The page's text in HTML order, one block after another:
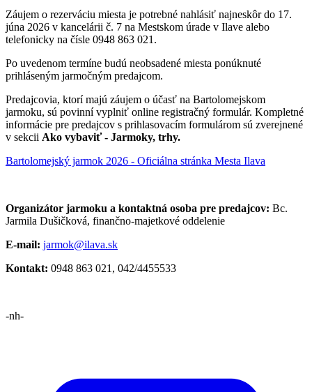
Záujem o rezerváciu miesta je potrebné nahlásiť najneskôr do 17.
júna 2026 v kancelárii č. 7 na Mestskom úrade v Ilave alebo
telefonicky na čísle 0948 863 021.
Po uvedenom termíne budú neobsadené miesta ponúknuté
prihláseným jarmočným predajcom.
Predajcovia, ktorí majú záujem o účasť na Bartolomejskom
jarmoku, sú povinní vyplniť online registračný formulár. Kompletné
informácie pre predajcov s prihlasovacím formulárom sú zverejnené
v sekcii Ako vybaviť - Jarmoky, trhy.
Bartolomejský jarmok 2026 - Oficiálna stránka Mesta Ilava
Organizátor jarmoku a kontaktná osoba pre predajcov: Bc.
Jarmila Dušičková, finančno-majetkové oddelenie
E-mail: jarmok@ilava.sk
Kontakt: 0948 863 021, 042/4455533
-nh-